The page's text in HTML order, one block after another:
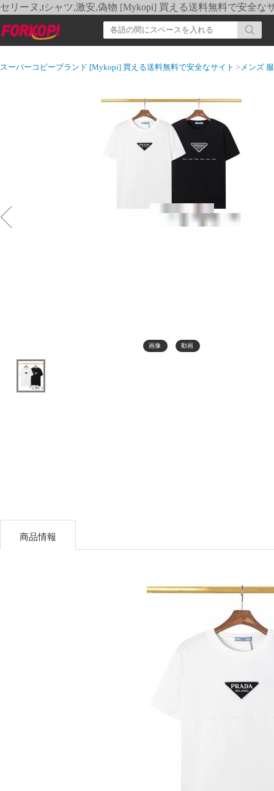
セリーヌ,tシャツ,激安,偽物 [Mykopi] 買える送料無料で安全な
スーパーコピーブランド [Mykopi] 買える送料無料で安全なサイト >メンズ 服
画像 動画
商品情報